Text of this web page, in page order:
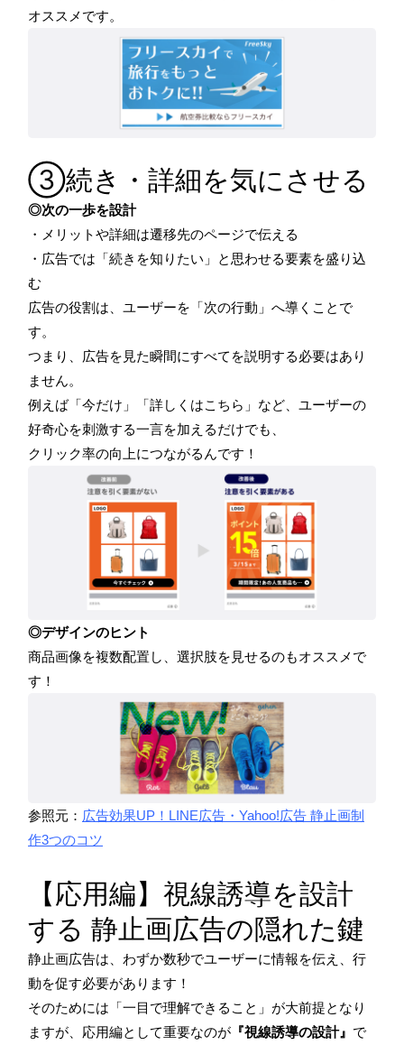
オススメです。
③続き・詳細を気にさせる
◎次の一歩を設計
・メリットや詳細は遷移先のページで伝える
・広告では「続きを知りたい」と思わせる要素を盛り込
む
広告の役割は、ユーザーを「次の行動」へ導くことで
す。
つまり、広告を見た瞬間にすべてを説明する必要はあり
ません。
例えば「今だけ」「詳しくはこちら」など、ユーザーの
好奇心を刺激する一言を加えるだけでも、
クリック率の向上につながるんです！
◎デザインのヒント
商品画像を複数配置し、選択肢を見せるのもオススメで
す！
参照元： 広告効果UP！LINE広告・Yahoo!広告 静止画制
作3つのコツ
【応用編】視線誘導を設計
する 静止画広告の隠れた鍵
静止画広告は、わずか数秒でユーザーに情報を伝え、行
動を促す必要があります！
そのためには「一目で理解できること」が大前提となり
ますが、応用編として重要なのが 『視線誘導の設計』 で